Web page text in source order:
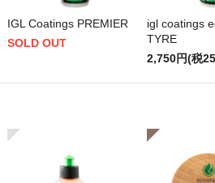
IGL Coatings PREMIER
SOLD OUT
igl coatings
TYRE
2,750円(税